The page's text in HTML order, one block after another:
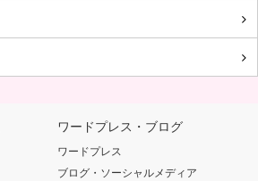
ワードプレス・ブログ
ワードプレス
ブログ・ソーシャルメディア